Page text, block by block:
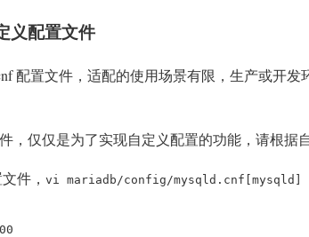
义配置文件
配置文件，适配的使用场景有限，生产或开
，仅仅是为了实现自定义配置的功能，请根据
件， vi mariadb/config/mysqld.cnf [mysqld]